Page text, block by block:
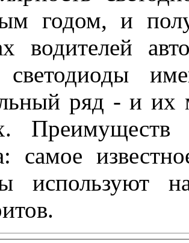
годом, и
водителей
светодиоды
ряд - и их
самое
используют